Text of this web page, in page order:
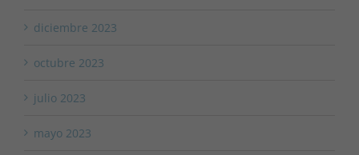
diciembre 2023
octubre 2023
julio 2023
mayo 2023